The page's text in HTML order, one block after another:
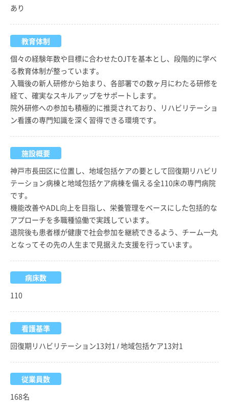
あり
教育体制
個々の経験年数や目標に合わせたOJTを基本とし、段階的に学べ
る教育体制が整っています。
入職後の新人研修から始まり、各部署での数ヶ月にわたる研修を
経て、確実なスキルアップをサポートします。
院外研修への参加も積極的に推奨されており、リハビリテーショ
ン看護の専門知識を深く習得できる環境です。
施設概要
神戸市長田区に位置し、地域包括ケアの要として回復期リハビリ
テーション病棟と地域包括ケア病棟を備える全110床の専門病院
です。
機能改善やADL向上を目指し、栄養管理をベースにした包括的な
アプローチを多職種協働で実践しています。
退院後も患者様が健康で社会参加を継続できるよう、チーム一丸
となってその先の人生まで見据えた支援を行っています。
病床数
110
看護基準
回復期リハビリテーション13対1 / 地域包括ケア13対1
従業員数
168名